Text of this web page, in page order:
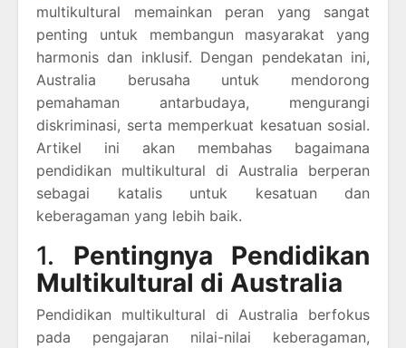
multikultural memainkan peran yang sangat
penting untuk membangun masyarakat yang
harmonis dan inklusif. Dengan pendekatan ini,
Australia berusaha untuk mendorong
pemahaman antarbudaya, mengurangi
diskriminasi, serta memperkuat kesatuan sosial.
Artikel ini akan membahas bagaimana
pendidikan multikultural di Australia berperan
sebagai katalis untuk kesatuan dan
keberagaman yang lebih baik.
1. Pentingnya Pendidikan
Multikultural di Australia
Pendidikan multikultural di Australia berfokus
pada pengajaran nilai-nilai keberagaman,